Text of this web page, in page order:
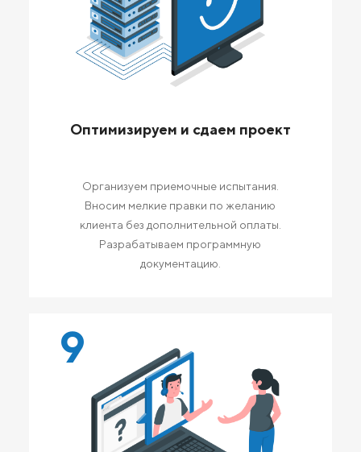
Оптимизируем и сдаем проект
Организуем приемочные испытания.
Вносим мелкие правки по желанию
клиента без дополнительной оплаты.
Разрабатываем программную
документацию.
9